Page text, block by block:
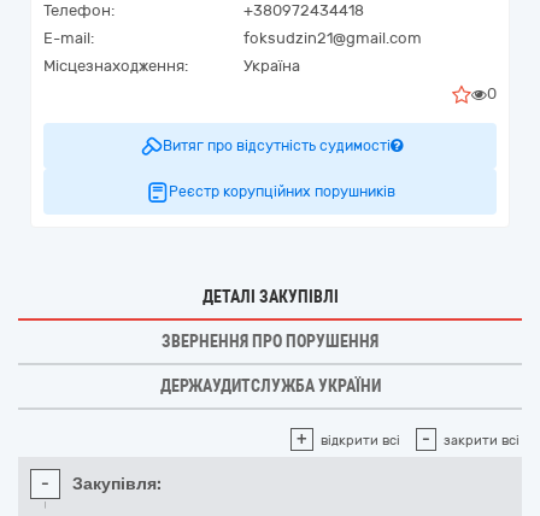
Телефон:
+380972434418
E-mail:
foksudzin21@gmail.com
Місцезнаходження:
Україна
0
Витяг про відсутність судимості
Реєстр корупційних порушників
ДЕТАЛІ ЗАКУПІВЛІ
ЗВЕРНЕННЯ ПРО ПОРУШЕННЯ
ДЕРЖАУДИТСЛУЖБА УКРАЇНИ
+ відкрити всі - закрити всі
- Закупівля: